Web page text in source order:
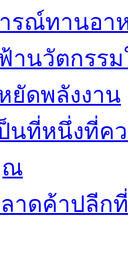
รณ์ทานอา
านวัตกรร
ยัดพลังงาน
ป็นที่หนึ่งที่ค
ณ
าดค้าปลีก